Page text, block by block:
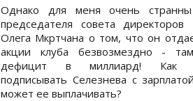
Однако для меня очень странны
председателя совета директоров
Олега Мкртчана о том, что он
акции клуба безвозмездно -
дефицит в миллиард! Как
подписывать Селезнева с
может ее выплачивать?